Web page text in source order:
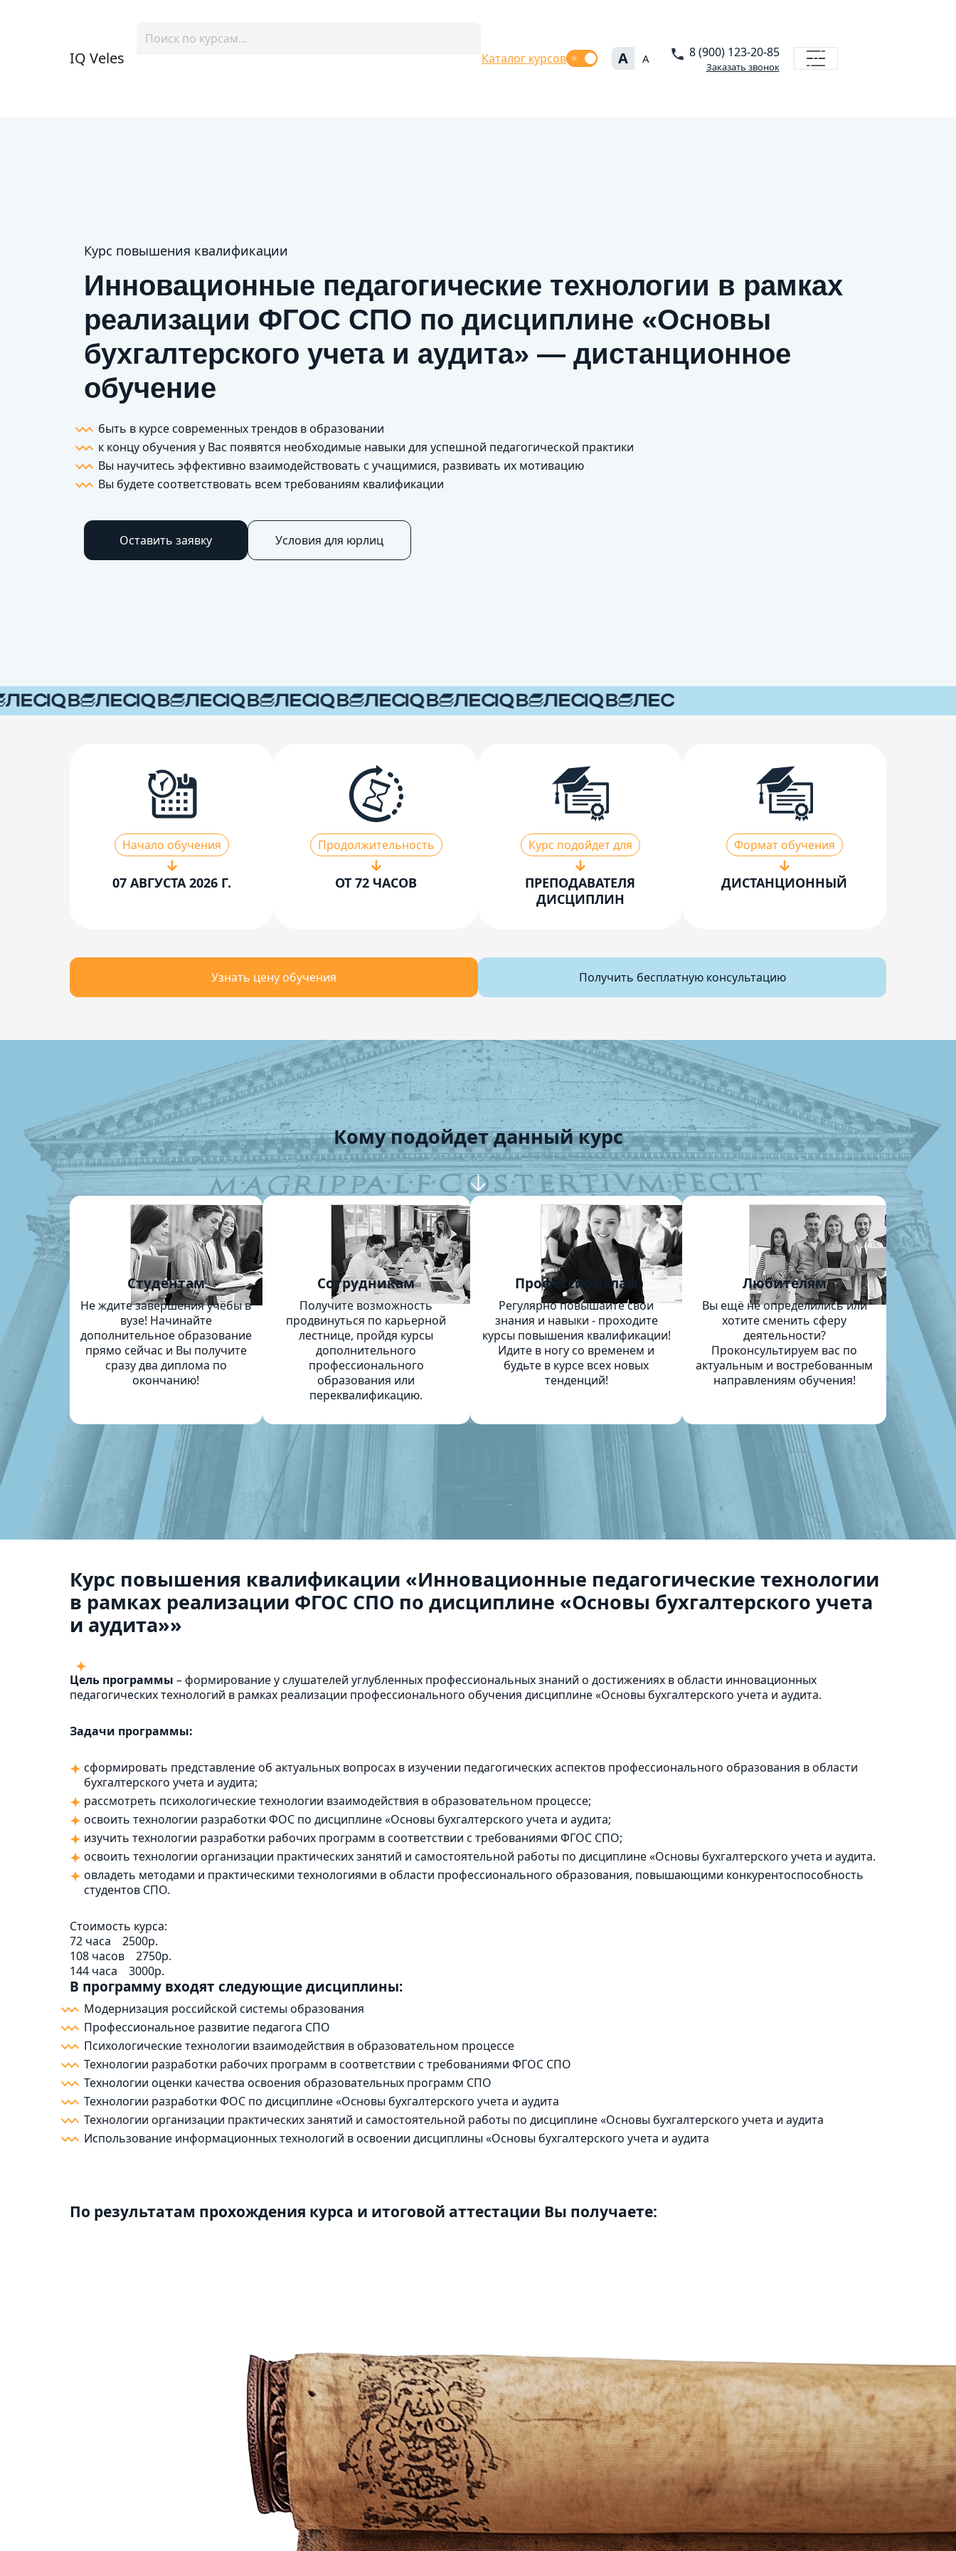
IQ Veles Каталог курсов A A 8 (900) 123-20-85
Заказать звонок
Курс повышения квалификации
Инновационные педагогические технологии в рамках
реализации ФГОС СПО по дисциплине «Основы
бухгалтерского учета и аудита» — дистанционное
обучение
быть в курсе современных трендов в образовании
к концу обучения у Вас появятся необходимые навыки для успешной педагогической практики
Вы научитесь эффективно взаимодействовать с учащимися, развивать их мотивацию
Вы будете соответствовать всем требованиям квалификации
Оставить заявку Условия для юрлиц
Начало обучения
07 АВГУСТА 2026 Г.
Продолжительность
ОТ 72 ЧАСОВ
Курс подойдет для
ПРЕПОДАВАТЕЛЯ
ДИСЦИПЛИН
Формат обучения
ДИСТАНЦИОННЫЙ
Узнать цену обучения Получить бесплатную консультацию
Кому подойдет данный курс
Студентам
Не ждите завершения учёбы в
вузе! Начинайте
дополнительное образование
прямо сейчас и Вы получите
сразу два диплома по
окончанию!
Сотрудникам
Получите возможность
продвинуться по карьерной
лестнице, пройдя курсы
дополнительного
профессионального
образования или
переквалификацию.
Профессионалам
Регулярно повышайте свои
знания и навыки - проходите
курсы повышения квалификации!
Идите в ногу со временем и
будьте в курсе всех новых
тенденций!
Любителям
Вы ещё не определились или
хотите сменить сферу
деятельности?
Проконсультируем вас по
актуальным и востребованным
направлениям обучения!
Курс повышения квалификации «Инновационные педагогические технологии
в рамках реализации ФГОС СПО по дисциплине «Основы бухгалтерского учета
и аудита»»
Цель программы – формирование у слушателей углубленных профессиональных знаний о достижениях в области инновационных
педагогических технологий в рамках реализации профессионального обучения дисциплине «Основы бухгалтерского учета и аудита.
Задачи программы:
сформировать представление об актуальных вопросах в изучении педагогических аспектов профессионального образования в области
бухгалтерского учета и аудита;
рассмотреть психологические технологии взаимодействия в образовательном процессе;
освоить технологии разработки ФОС по дисциплине «Основы бухгалтерского учета и аудита;
изучить технологии разработки рабочих программ в соответствии с требованиями ФГОС СПО;
освоить технологии организации практических занятий и самостоятельной работы по дисциплине «Основы бухгалтерского учета и аудита.
овладеть методами и практическими технологиями в области профессионального образования, повышающими конкурентоспособность
студентов СПО.
Стоимость курса:
72 часа
2500р.
108 часов
2750р.
144 часа
3000р.
В программу входят следующие дисциплины:
Модернизация российской системы образования
Профессиональное развитие педагога СПО
Психологические технологии взаимодействия в образовательном процессе
Технологии разработки рабочих программ в соответствии с требованиями ФГОС СПО
Технологии оценки качества освоения образовательных программ СПО
Технологии разработки ФОС по дисциплине «Основы бухгалтерского учета и аудита
Технологии организации практических занятий и самостоятельной работы по дисциплине «Основы бухгалтерского учета и аудита
Использование информационных технологий в освоении дисциплины «Основы бухгалтерского учета и аудита
По результатам прохождения курса и итоговой аттестации Вы получаете: